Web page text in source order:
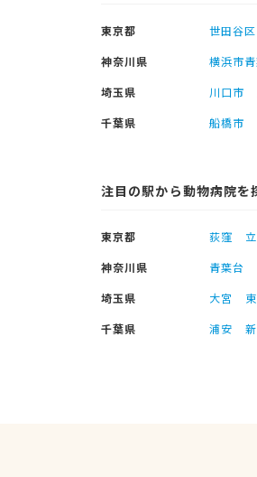
東京都 世田谷区
神奈川県
横浜市
埼玉県
川口市
千葉県
船橋市
注目の駅から動物病院を
東京都 荻窪
神奈川県
青葉台
埼玉県
大宮
千葉県
浦安